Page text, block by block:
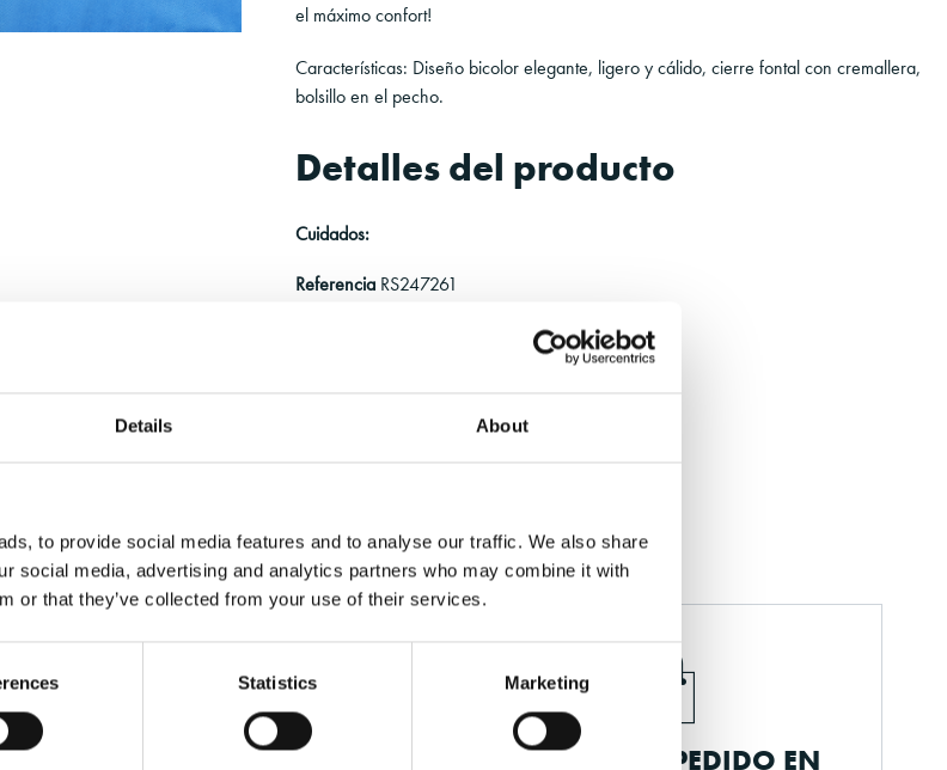
Details About
to provide social media features and to analyse our traffic. We also share
social media, advertising and analytics partners who may combine it with
or that they’ve collected from your use of their services.
Statistics Marketing
el máximo confort!
Características: Diseño bicolor elegante, ligero y cálido, cierre fontal con cremallera,
bolsillo en el pecho.
Detalles del producto
Cuidados:
Referencia RS247261
Descripción
ENVÍO GRATUITO
RECOGE TU PEDIDO EN